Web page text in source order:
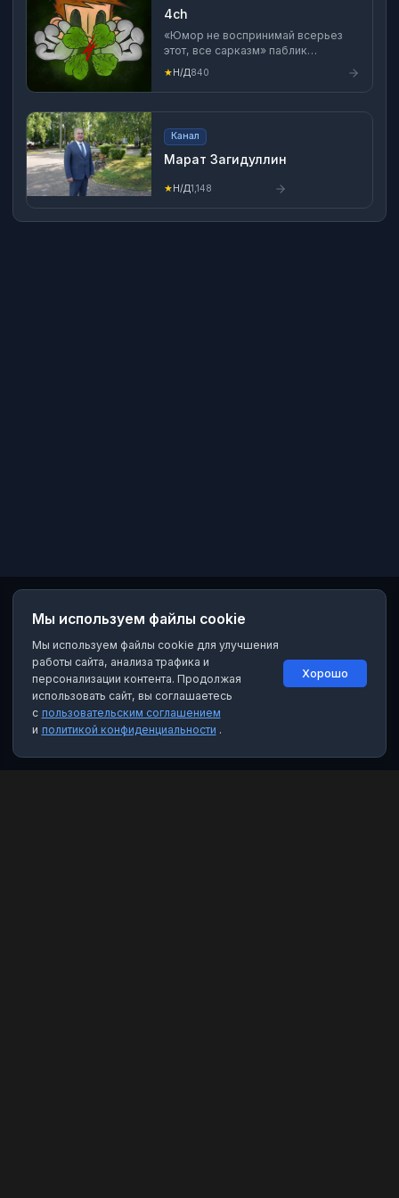
4ch
«Юмор не воспринимай всерьез
этот, все сарказм» паблик
создавался не для того, чтобы тебя
развлекать, а для того, чтобы я и
мои друганы постили сюда
понравившиеся пикчи, музычку и
актуальные новости
★ Н/Д840
Канал
Марат Загидуллин
★Н/Д1,148
Мы используем файлы cookie
Мы используем файлы cookie для улучшения
работы сайта, анализа трафика и
персонализации контента. Продолжая
использовать сайт, вы соглашаетесь
с пользовательским соглашением
и политикой конфиденциальности .
Хорошо